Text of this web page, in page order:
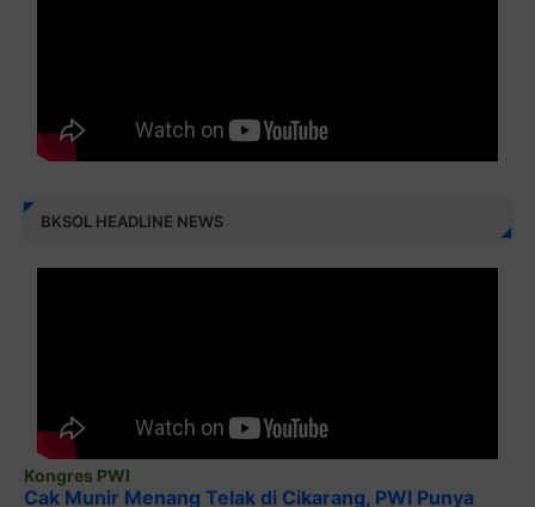
BKSOL HEADLINE NEWS
Kongres PWI
Cak Munir Menang Telak di Cikarang, PWI Punya